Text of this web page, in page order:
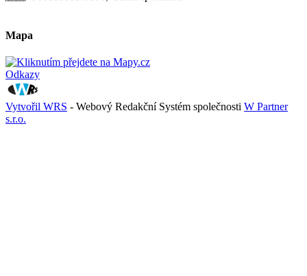
Mapa
Odkazy
Vytvořil WRS - Webový Redakční Systém společnosti W Partner
s.r.o.